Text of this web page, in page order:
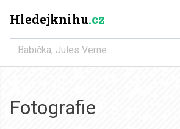
Hledejknihu.cz
Fotografie